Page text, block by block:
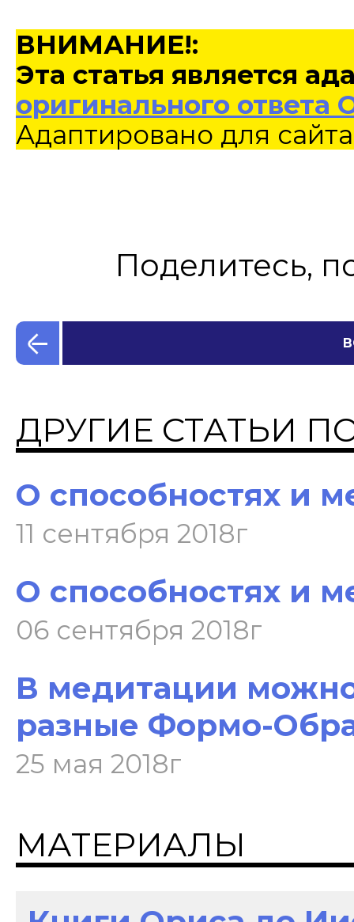
ВНИМАНИЕ!:
Эта статья является
оригинального ответа
Адаптировано для
Поделитесь,
ДРУГИЕ СТАТЬИ
О способностях и
11 сентября 2018г
О способностях и
06 сентября 2018г
В медитации
разные Формо-
25 мая 2018г
МАТЕРИАЛЫ